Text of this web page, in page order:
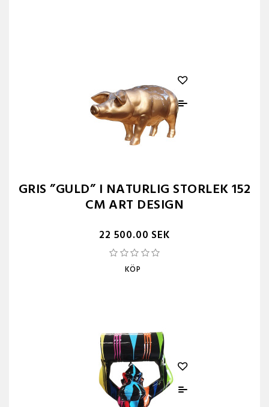
GRIS ”GULD” I NATURLIG STORLEK 152
CM ART DESIGN
22 500.00 SEK
KÖP